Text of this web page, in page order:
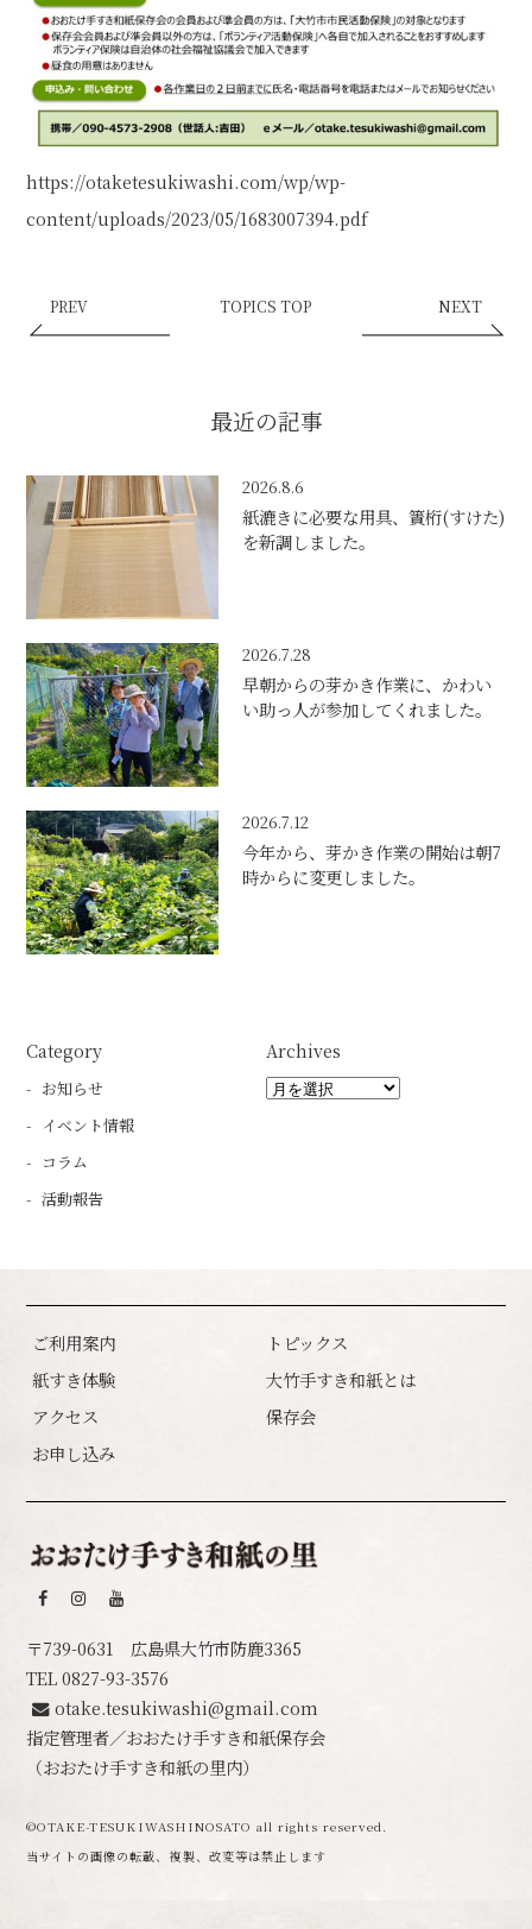
https://otaketesukiwashi.com/wp/wp-
content/uploads/2023/05/1683007394.pdf
PREV TOPICS TOP NEXT
最近の記事
2026.8.6
紙漉きに必要な用具、簀桁(すけた)
を新調しました。
2026.7.28
早朝からの芽かき作業に、かわい
い助っ人が参加してくれました。
2026.7.12
今年から、芽かき作業の開始は朝7
時からに変更しました。
Category
お知らせ
イベント情報
コラム
活動報告
Archives
ご利用案内
トピックス
紙すき体験
大竹手すき和紙とは
アクセス
保存会
お申し込み
〒739-0631 広島県大竹市防鹿3365
TEL0827-93-3576
otake.tesukiwashi@gmail.com
指定管理者／おおたけ手すき和紙保存会
（おおたけ手すき和紙の里内）
©️OTAKE-TESUKIWASHINOSATO all rights reserved.
当サイトの画像の転載、複製、改変等は禁止します